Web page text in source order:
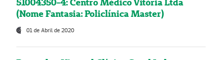
(Nome Fantasia: Policlínica Master)
01 de Abril de 2020